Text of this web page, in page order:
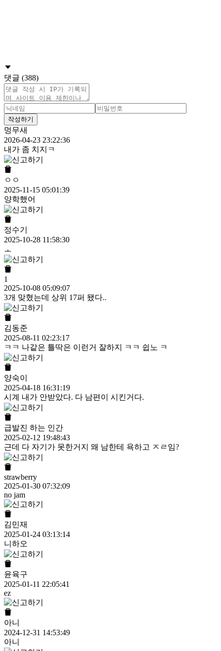
댓글 (388)
작성하기
멍무새
2026-04-23 23:22:36
내가 좀 치지ㅋ
ㅇㅇ
2025-11-15 05:01:39
양학했어
정수기
2025-10-28 11:58:30
ㅗ
1
2025-10-08 05:09:07
3개 맞혔는데 상위 17퍼 됐다..
김동준
2025-08-11 02:23:17
ㅋㅋ 나같은 틀딱은 이런거 잘하지 ㅋㅋ 쉽노 ㅋ
양숙이
2025-04-18 16:31:19
시계 내가 안받았다. 다 남편이 시킨거다.
급발진 하는 인간
2025-02-12 19:48:43
근데 다 자기가 못한거지 왜 남한테 욕하고 ㅈㄹ임?
strawberry
2025-01-30 07:32:09
no jam
김민재
2025-01-24 03:13:14
니하오
윤육구
2025-01-11 22:05:41
ez
아니
2024-12-31 14:53:49
아니